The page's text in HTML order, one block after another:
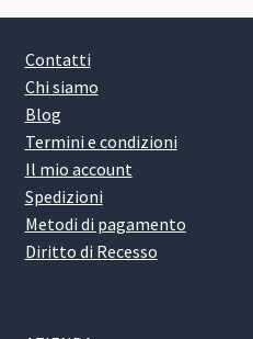
Contatti
Chi siamo
Blog
Termini e condizioni
Il mio account
Spedizioni
Metodi di pagamento
Diritto di Recesso